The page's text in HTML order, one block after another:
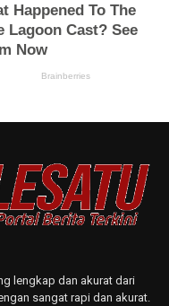
lengkap dan akurat dari
sangat rapi dan akurat.